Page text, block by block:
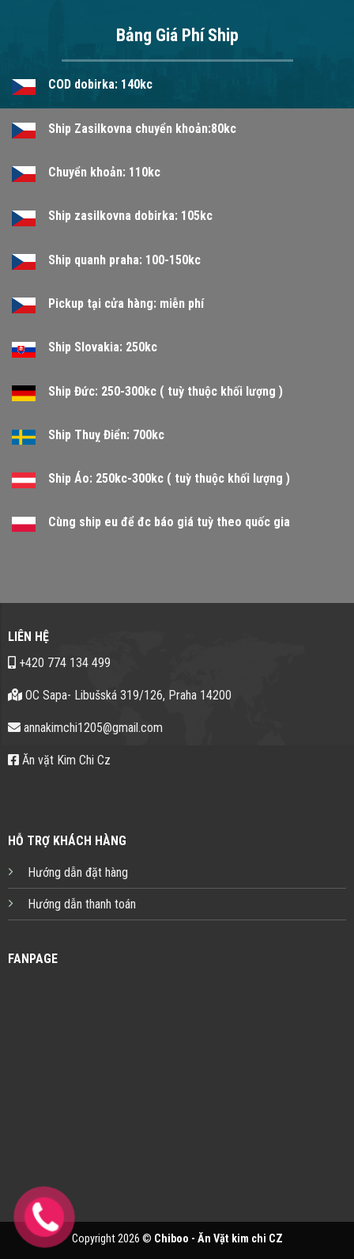
Bảng Giá Phí Ship
COD dobirka: 140kc
Ship Zasilkovna chuyển khoản:80kc
Chuyển khoản: 110kc
Ship zasilkovna dobirka: 105kc
Ship quanh praha: 100-150kc
Pickup tại cửa hàng: miễn phí
Ship Slovakia: 250kc
Ship Đức: 250-300kc ( tuỳ thuộc khối lượng )
Ship Thuỵ Điển: 700kc
Ship Áo: 250kc-300kc ( tuỳ thuộc khối lượng )
Cùng ship eu để đc báo giá tuỳ theo quốc gia
LIÊN HỆ
+420 774 134 499
OC Sapa- Libušská 319/126, Praha 14200
annakimchi1205@gmail.com
Ăn vặt Kim Chi Cz
HỖ TRỢ KHÁCH HÀNG
Hướng dẫn đặt hàng
Hướng dẫn thanh toán
FANPAGE
Copyright 2026 © Chiboo - Ăn Vặt kim chi CZ